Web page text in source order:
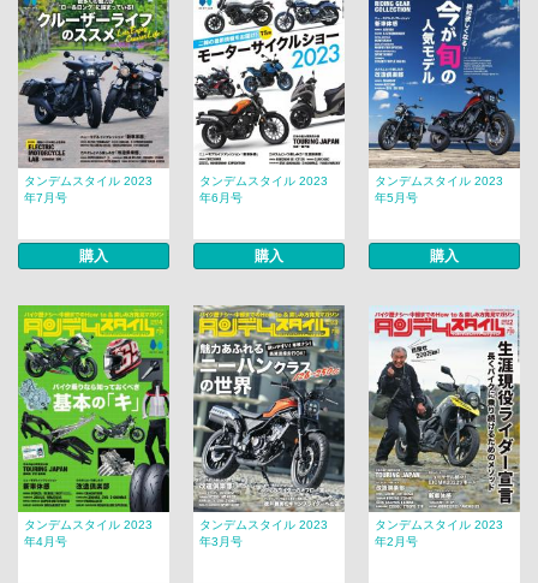
タンデムスタイル 2023
年7月号
購入
タンデムスタイル 2023
年6月号
購入
タンデムスタイル 2023
年5月号
購入
タンデムスタイル 2023
年4月号
タンデムスタイル 2023
年3月号
タンデムスタイル 2023
年2月号